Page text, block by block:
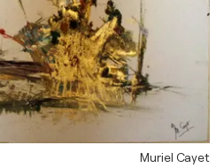
Muriel Cayet